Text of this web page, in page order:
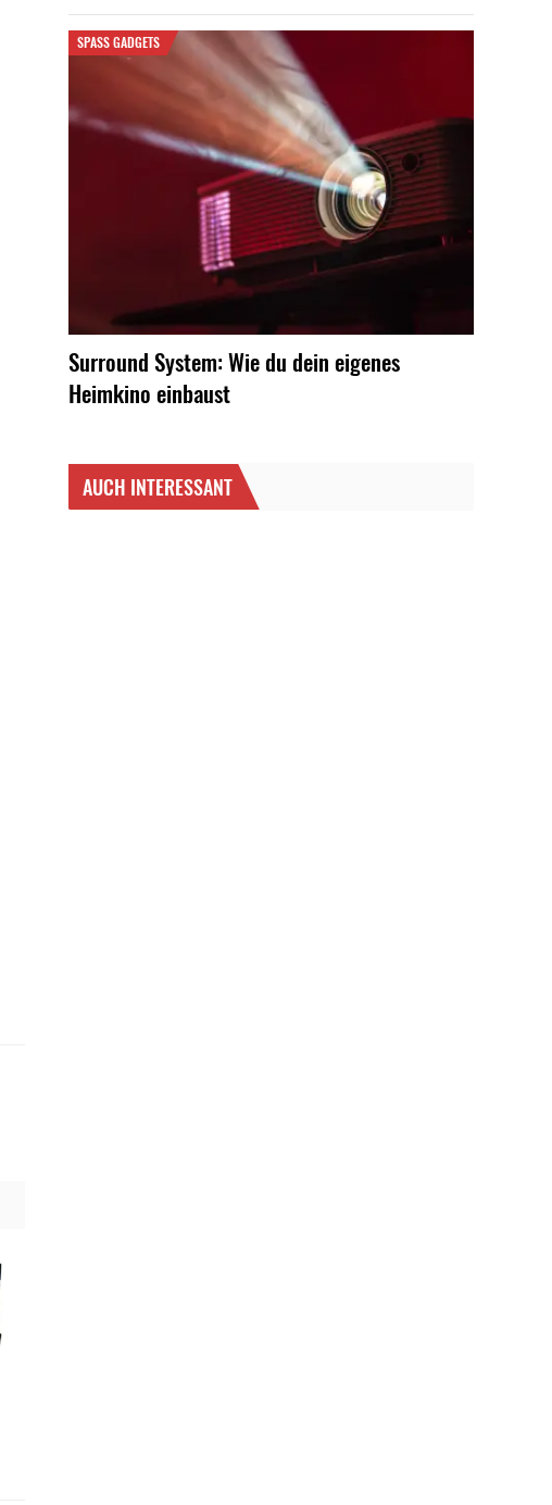
SPASS GADGETS
Surround System: Wie du dein eigenes
Heimkino einbaust
AUCH INTERESSANT